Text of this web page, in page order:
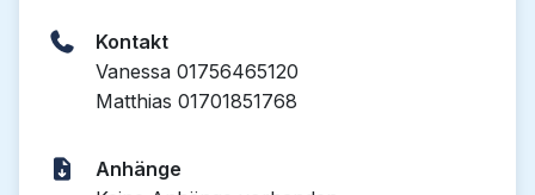
Kontakt
Vanessa 01756465120
Matthias 01701851768
Anhänge